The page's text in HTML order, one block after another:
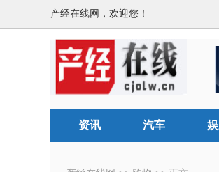
产经在线网，欢迎您！
资讯 汽车